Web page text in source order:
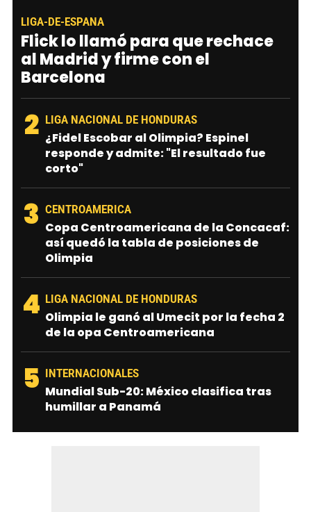
LIGA-DE-ESPANA
Flick lo llamó para que rechace
al Madrid y firme con el
Barcelona
2 LIGA NACIONAL DE HONDURAS
¿Fidel Escobar al Olimpia? Espinel
responde y admite: "El resultado fue
corto"
3 CENTROAMERICA
Copa Centroamericana de la Concacaf:
así quedó la tabla de posiciones de
Olimpia
4 LIGA NACIONAL DE HONDURAS
Olimpia le ganó al Umecit por la fecha 2
de la opa Centroamericana
5 INTERNACIONALES
Mundial Sub-20: México clasifica tras
humillar a Panamá